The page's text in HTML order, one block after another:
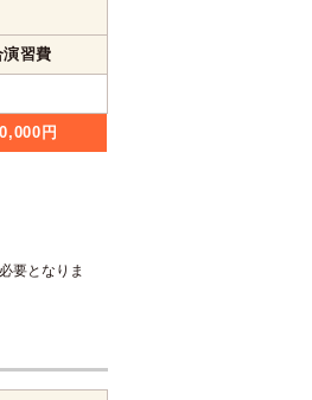
演習費
円
要となりま